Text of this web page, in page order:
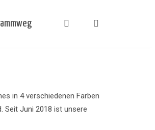
in 4 verschiedenen Farben
Seit Juni 2018 ist unsere